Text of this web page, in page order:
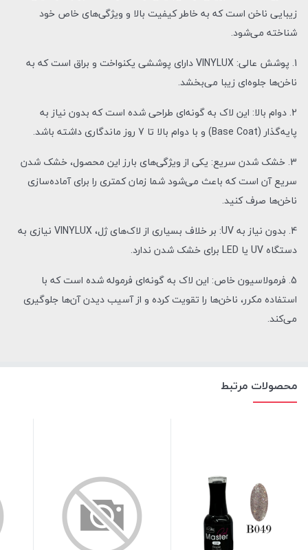
زیبایی ناخن است که به خاطر کیفیت بالا و ویژگی‌های خاص خود
شناخته می‌شود.
1. پوشش عالی: VINYLUX دارای پوششی یکنواخت و براق است که به
ناخن‌ها جلوه‌ای زیبا می‌بخشد.
2. دوام بالا: این لاک به گونه‌ای طراحی شده است که بدون نیاز به
پایه‌گذار (Base Coat) و با دوام بالا تا 7 روز ماندگاری داشته باشد.
3. خشک شدن سریع: یکی از ویژگی‌های بارز این محصول، خشک شدن
سریع آن است که باعث می‌شود شما زمان کمتری را برای آماده‌سازی
ناخن‌ها صرف کنید.
4. بدون نیاز به UV: بر خلاف بسیاری از لاک‌های ژل، VINYLUX نیازی به
دستگاه UV یا LED برای خشک شدن ندارد.
5. فرمولاسیون خاص: این لاک به گونه‌ای فرموله شده است که با
استفاده مکرر، ناخن‌ها را تقویت کرده و از آسیب دیدن آن‌ها جلوگیری
می‌کند.
محصولات مرتبط